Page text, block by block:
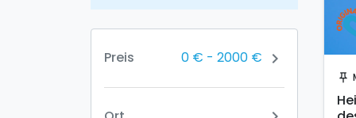
Preis 0 € - 2000 € chevron_right
push_pin